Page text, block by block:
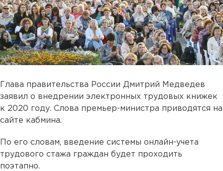
Глава правительства России Дмитрий Медведев
заявил о внедрении электронных трудовых книжек
к 2020 году. Слова премьер-министра приводятся на
сайте кабмина.
По его словам, введение системы онлайн-учета
трудового стажа граждан будет проходить
поэтапно.